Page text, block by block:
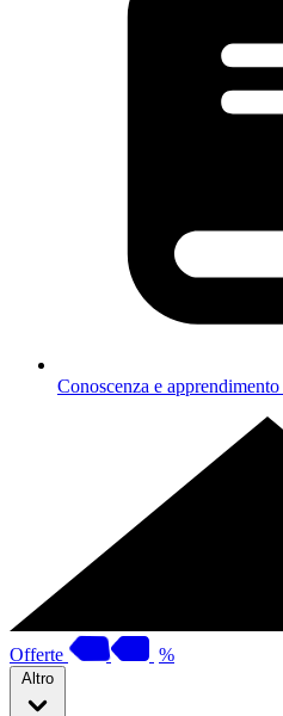
Conoscenza e apprendimento
Offerte %
Altro